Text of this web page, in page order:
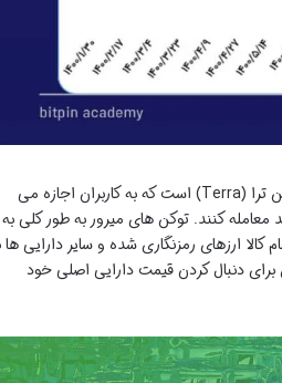
میرور پروتکل (Mirror Protocol) یک پلتفرم مالی غیرمتمرکز (DeFi) بر روی بلاک چین ترا (Terra) است که به کاربران اجازه می
معامله کنند. توکن های میرور به طور کلی به
ارزهای رمزنگاری شده و سایر دارایی ها
دنبال کردن قیمت دارایی اصلی خود